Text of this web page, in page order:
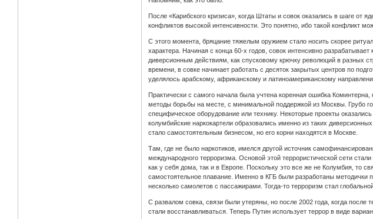
После «Карибского кризиса», когда Штаты и совок оказались в шаге
конфликтов высокой интенсивности. Это понятно, ибо такой конфликт
С этого момента, бряцание тяжелым оружием стало носить скорее
характера. Начиная с конца 60-х годов, совок интенсивно
диверсионным действиям, как спусковому крючку революций в разных
времени, в совке начинает работать с десяток закрытых центров по
уделялось арабскому, африканскому и латиноамериканскому
Практически с самого начала была учтена коренная ошибка
методы борьбы на месте, с минимальной поддержкой из Москвы. Грубо
специфическое оборудование или технику. Некоторые проекты
колумбийские наркокартели образовались именно из таких
стало самостоятельным бизнесом, но его корни находятся в Москве.
Там, где не было наркотиков, имелся другой источник
международного терроризма. Основой этой террористической сети
как у себя дома, так и в Европе. Поскольку это все же не Колумбия, то
самостоятельное плавание. Именно в КГБ были разработаны методички
несколько самолетов с пассажирами. Тогда-то терроризм стал
С развалом совка, связи были утеряны, но после 2002 года, когда после
стали восстанавливаться. Теперь Путин использует террор в виде